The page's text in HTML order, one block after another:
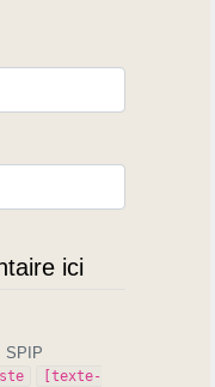
ici
SPIP
[texte-